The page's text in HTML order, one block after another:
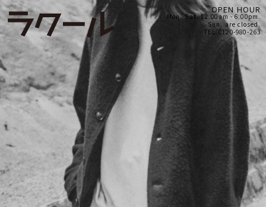
OPEN HOUR
Mon.-Sat. 12:00am - 6:00pm.
Sun. are closed.
TEL:0120-980-263